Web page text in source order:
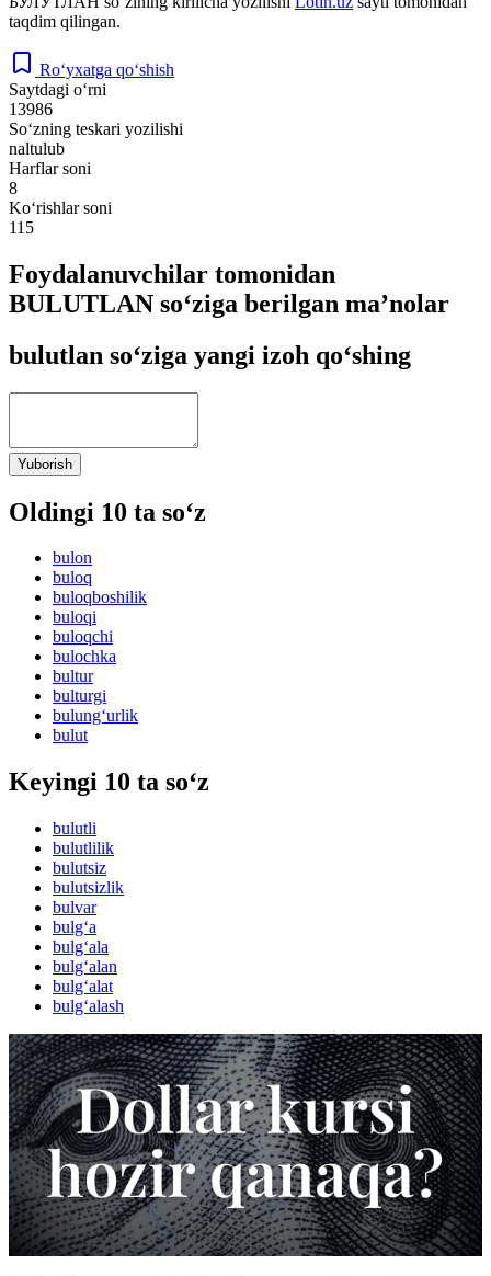
taqdim qilingan.
Ro‘yxatga qo‘shish
Saytdagi o‘rni
13986
So‘zning teskari yozilishi
naltulub
Harflar soni
8
Ko‘rishlar soni
115
Foydalanuvchilar tomonidan
BULUTLAN so‘ziga berilgan ma’nolar
bulutlan so‘ziga yangi izoh qo‘shing
Yuborish
Oldingi 10 ta so‘z
bulon
buloq
buloqboshilik
buloqi
buloqchi
bulochka
bultur
bulturgi
bulung‘urlik
bulut
Keyingi 10 ta so‘z
bulutli
bulutlilik
bulutsiz
bulutsizlik
bulvar
bulg‘a
bulg‘ala
bulg‘alan
bulg‘alat
bulg‘alash